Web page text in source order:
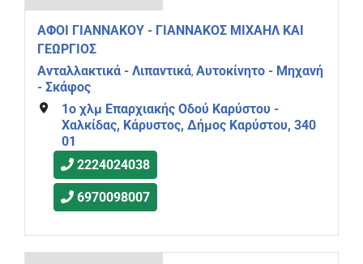
ΑΦΟΙ ΓΙΑΝΝΑΚΟΥ - ΓΙΑΝΝΑΚΟΣ ΜΙΧΑΗΛ ΚΑΙ
ΓΕΩΡΓΙΟΣ
Ανταλλακτικά - Λιπαντικά, Αυτοκίνητο - Μηχανή
- Σκάφος
1ο χλμ Επαρχιακής Οδού Καρύστου -
Χαλκίδας, Κάρυστος, Δήμος Καρύστου, 340
01
2224024038
6970098007